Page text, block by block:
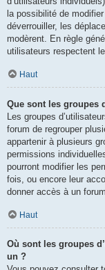
la possibilité de
déverrouiller, les
modèrent. En règle
utilisateurs respectent
Haut
Que sont les groupes
Les groupes
forum de regrouper
appartenir à plusieurs
permissions
pourront modifier les
fois, ou encore leur
donner accès à un
Haut
Où sont les groupes
un ?